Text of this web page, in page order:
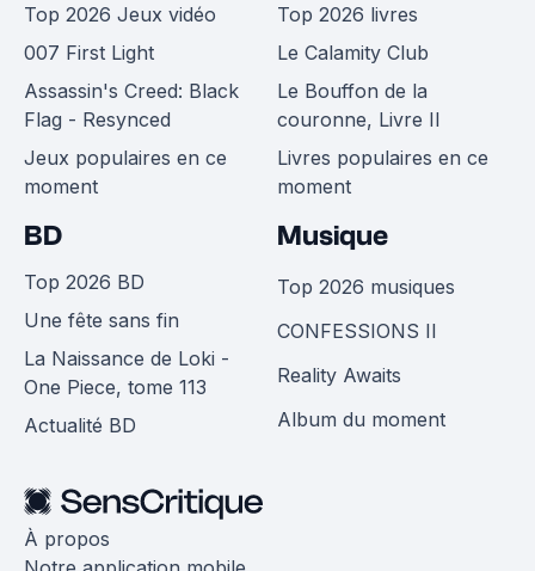
Top 2026 Jeux vidéo
007 First Light
Assassin's Creed: Black
Flag - Resynced
Jeux populaires en ce
moment
Top 2026 livres
Le Calamity Club
Le Bouffon de la
couronne, Livre II
Livres populaires en ce
moment
BD
Top 2026 BD
Une fête sans fin
La Naissance de Loki -
One Piece, tome 113
Actualité BD
Musique
Top 2026 musiques
CONFESSIONS II
Reality Awaits
Album du moment
À propos